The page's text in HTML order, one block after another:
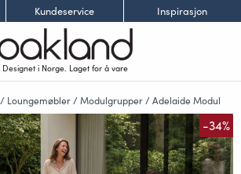
Kundeservice Inspirasjon
Designet i Norge. Laget for å vare
/ Loungemøbler /Modulgrupper /Adelaide Modul
-34%